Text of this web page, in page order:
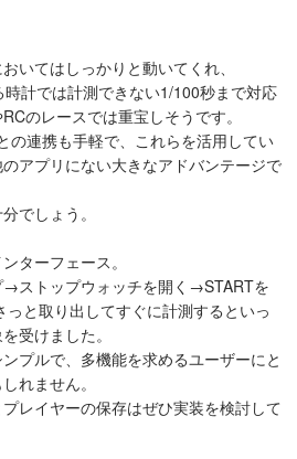
いてはしっかりと動いてくれ、
計では計測できない1/100秒まで対応
のレースでは重宝しそうです。
の連携も手軽で、これらを活用してい
アプリにない大きなアドバンテージで
でしょう。
ターフェース。
→ストップウォッチを開く→STARTを
っと取り出してすぐに計測するといっ
受けました。
プルで、多機能を求めるユーザーにと
れません。
レイヤーの保存はぜひ実装を検討して